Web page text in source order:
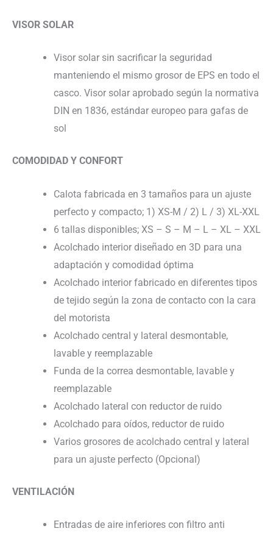
VISOR SOLAR
Visor solar sin sacrificar la seguridad
manteniendo el mismo grosor de EPS en todo el
casco. Visor solar aprobado según la normativa
DIN en 1836, estándar europeo para gafas de
sol
COMODIDAD Y CONFORT
Calota fabricada en 3 tamaños para un ajuste
perfecto y compacto; 1) XS-M / 2) L / 3) XL-XXL
6 tallas disponibles; XS – S – M – L – XL – XXL
Acolchado interior diseñado en 3D para una
adaptación y comodidad óptima
Acolchado interior fabricado en diferentes tipos
de tejido según la zona de contacto con la cara
del motorista
Acolchado central y lateral desmontable,
lavable y reemplazable
Funda de la correa desmontable, lavable y
reemplazable
Acolchado lateral con reductor de ruido
Acolchado para oídos, reductor de ruido
Varios grosores de acolchado central y lateral
para un ajuste perfecto (Opcional)
VENTILACIÓN
Entradas de aire inferiores con filtro anti